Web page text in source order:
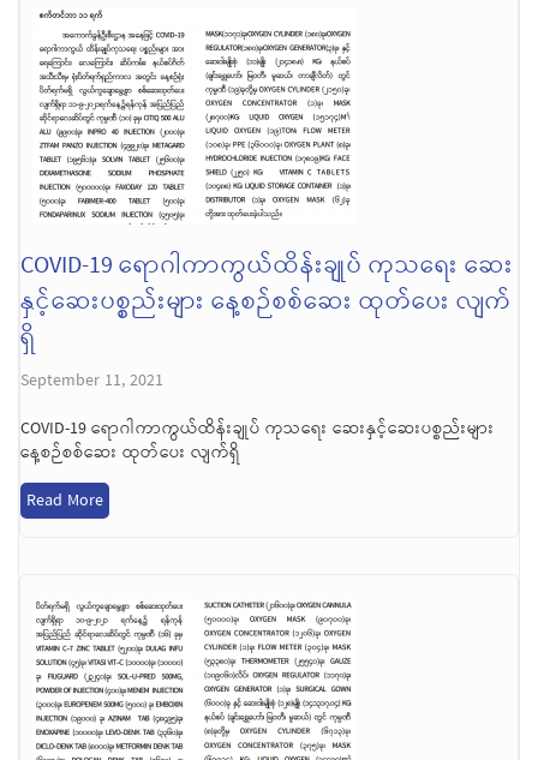
COVID-19 ရောဂါကာကွယ်ထိန်းချုပ် ကုသရေး ဆေး
နှင့်ဆေးပစ္စည်းများ နေ့စဉ်စစ်ဆေး ထုတ်ပေး လျက်
ရှိ
September 11, 2021
COVID-19 ရောဂါကာကွယ်ထိန်းချုပ် ကုသရေး ဆေးနှင့်ဆေးပစ္စည်းများ
နေ့စဉ်စစ်ဆေး ထုတ်ပေး လျက်ရှိ
Read More